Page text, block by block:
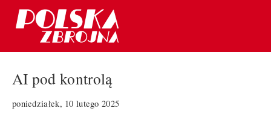
AI pod kontrolą
poniedziałek, 10 lutego 2025